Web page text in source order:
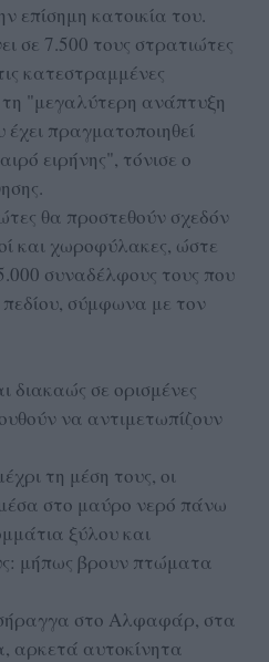
επίσημη κατοικία του.
σε 7.500 τους στρατιώτες
κατεστραμμένες
τη "μεγαλύτερη ανάπτυξη
πραγματοποιηθεί
ειρήνης", τόνισε ο
θα προστεθούν σχεδόν
και χωροφύλακες, ώστε
συναδέλφους τους που
πεδίου, σύμφωνα με τον
διακαώς σε ορισμένες
να αντιμετωπίζουν
τη μέση τους, οι
στο μαύρο νερό πάνω
ξύλου και
μήπως βρουν πτώματα
στο Αλφαφάρ, στα
αρκετά αυτοκίνητα